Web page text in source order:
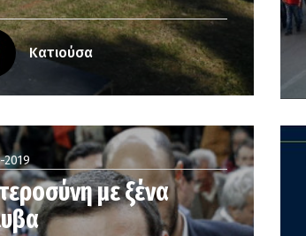
Κατιούσα
2019
με ξένα